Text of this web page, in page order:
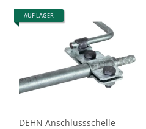
AUF LAGER
DEHN Anschlussschelle